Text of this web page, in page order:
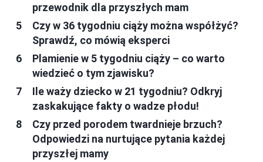
przewodnik dla przyszłych mam
Czy w 36 tygodniu ciąży można współżyć?
Sprawdź, co mówią eksperci
Plamienie w 5 tygodniu ciąży – co warto
wiedzieć o tym zjawisku?
Ile waży dziecko w 21 tygodniu? Odkryj
zaskakujące fakty o wadze płodu!
Czy przed porodem twardnieje brzuch?
Odpowiedzi na nurtujące pytania każdej
przyszłej mamy